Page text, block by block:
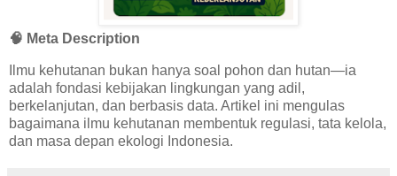
🧠 Meta Description
Ilmu kehutanan bukan hanya soal pohon dan hutan—ia
adalah fondasi kebijakan lingkungan yang adil,
berkelanjutan, dan berbasis data. Artikel ini mengulas
bagaimana ilmu kehutanan membentuk regulasi, tata kelola,
dan masa depan ekologi Indonesia.